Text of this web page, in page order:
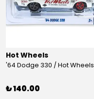
Hot Wheels
'64 Dodge 330 / Hot Wheels
₺ 140.00